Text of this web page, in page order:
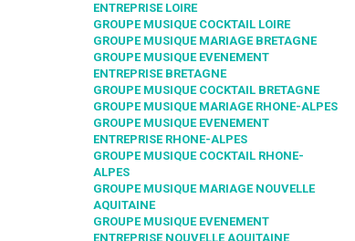
ENTREPRISE LOIRE
GROUPE MUSIQUE COCKTAIL LOIRE
GROUPE MUSIQUE MARIAGE BRETAGNE
GROUPE MUSIQUE EVENEMENT
ENTREPRISE BRETAGNE
GROUPE MUSIQUE COCKTAIL BRETAGNE
GROUPE MUSIQUE MARIAGE RHONE-ALPES
GROUPE MUSIQUE EVENEMENT
ENTREPRISE RHONE-ALPES
GROUPE MUSIQUE COCKTAIL RHONE-
ALPES
GROUPE MUSIQUE MARIAGE NOUVELLE
AQUITAINE
GROUPE MUSIQUE EVENEMENT
ENTREPRISE NOUVELLE AQUITAINE